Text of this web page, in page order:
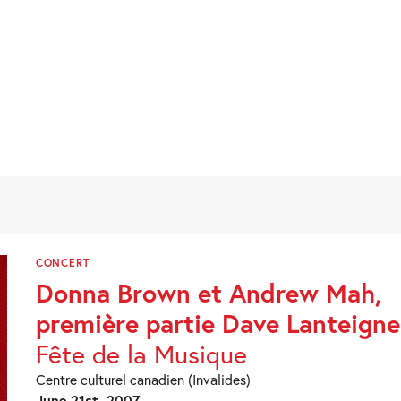
CONCERT
Donna Brown et Andrew Mah,
première partie Dave Lanteigne
Fête de la Musique
Centre culturel canadien (Invalides)